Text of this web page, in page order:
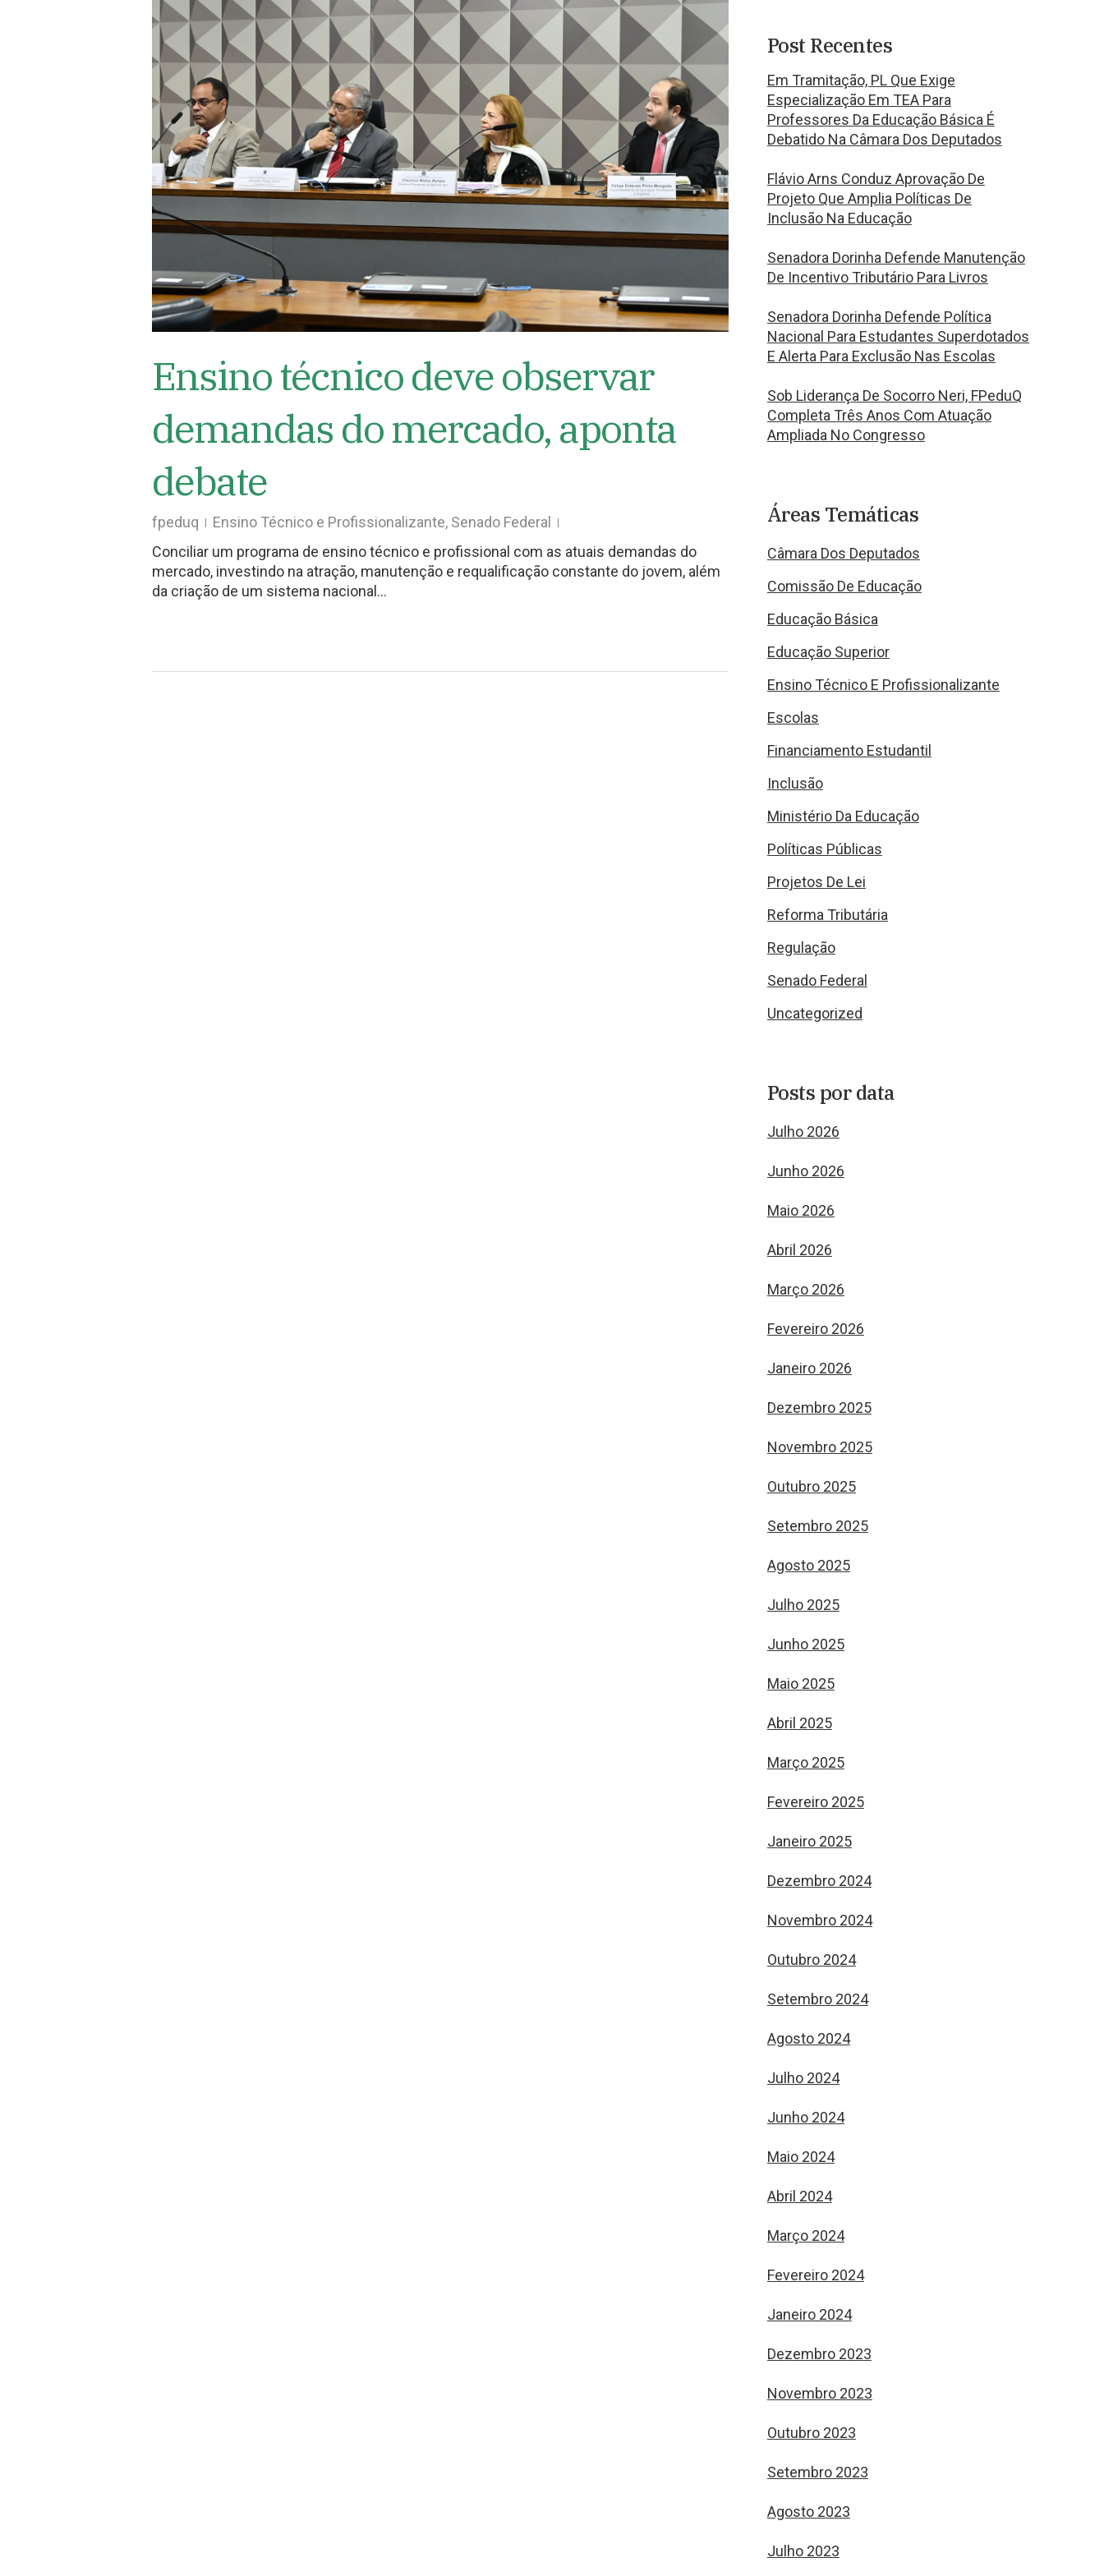
Ensino técnico deve observar
demandas do mercado, aponta
debate
fpeduq Ensino Técnico e Profissionalizante, Senado Federal
Conciliar um programa de ensino técnico e profissional com as atuais demandas do
mercado, investindo na atração, manutenção e requalificação constante do jovem, além
da criação de um sistema nacional…
Post Recentes
Em Tramitação, PL Que Exige
Especialização Em TEA Para
Professores Da Educação Básica É
Debatido Na Câmara Dos Deputados
Flávio Arns Conduz Aprovação De
Projeto Que Amplia Políticas De
Inclusão Na Educação
Senadora Dorinha Defende Manutenção
De Incentivo Tributário Para Livros
Senadora Dorinha Defende Política
Nacional Para Estudantes Superdotados
E Alerta Para Exclusão Nas Escolas
Sob Liderança De Socorro Neri, FPeduQ
Completa Três Anos Com Atuação
Ampliada No Congresso
Áreas Temáticas
Câmara Dos Deputados
Comissão De Educação
Educação Básica
Educação Superior
Ensino Técnico E Profissionalizante
Escolas
Financiamento Estudantil
Inclusão
Ministério Da Educação
Políticas Públicas
Projetos De Lei
Reforma Tributária
Regulação
Senado Federal
Uncategorized
Posts por data
Julho 2026
Junho 2026
Maio 2026
Abril 2026
Março 2026
Fevereiro 2026
Janeiro 2026
Dezembro 2025
Novembro 2025
Outubro 2025
Setembro 2025
Agosto 2025
Julho 2025
Junho 2025
Maio 2025
Abril 2025
Março 2025
Fevereiro 2025
Janeiro 2025
Dezembro 2024
Novembro 2024
Outubro 2024
Setembro 2024
Agosto 2024
Julho 2024
Junho 2024
Maio 2024
Abril 2024
Março 2024
Fevereiro 2024
Janeiro 2024
Dezembro 2023
Novembro 2023
Outubro 2023
Setembro 2023
Agosto 2023
Julho 2023